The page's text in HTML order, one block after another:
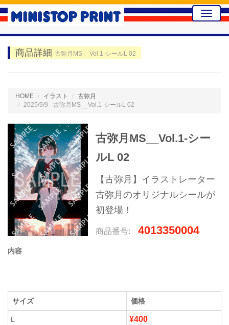
Toggle
商品詳細 古弥月MS__Vol.1-シールL 02
HOME イラスト
古弥月
2025/9/9 - 古弥月MS__Vol.1-シールL 02
古弥月MS__Vol.1-シー
ルL 02
【古弥月】イラストレーター
古弥月のオリジナルシールが
初登場！
商品番号: 4013350004
内容
サイズ 価格
L ¥400